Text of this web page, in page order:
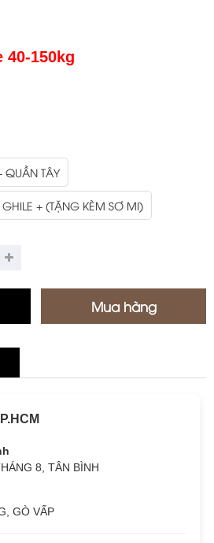
40-150kg
QUẦN TÂY
+ (TẶNG KÈM SƠ MI)
8, TÂN BÌNH
GÒ VẤP